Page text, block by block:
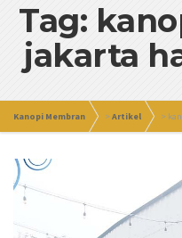
Tag:
jakarta
Kanopi Membran >Artikel >